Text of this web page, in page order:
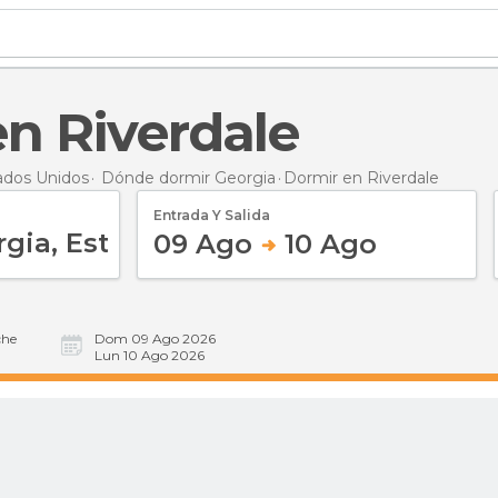
Riverdale
Unidos Dónde dormir Georgia Dormir en Riverdale
Entrada Y Salida
09 Ago 10 Ago
Dom 09 Ago 2026
Lun 10 Ago 2026